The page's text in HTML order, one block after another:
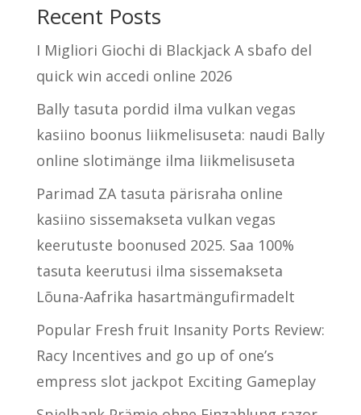
Recent Posts
I Migliori Giochi di Blackjack A sbafo del
quick win accedi online 2026
Bally tasuta pordid ilma vulkan vegas
kasiino boonus liikmelisuseta: naudi Bally
online slotimänge ilma liikmelisuseta
Parimad ZA tasuta pärisraha online
kasiino sissemakseta vulkan vegas
keerutuste boonused 2025. Saa 100%
tasuta keerutusi ilma sissemakseta
Lõuna-Aafrika hasartmängufirmadelt
Popular Fresh fruit Insanity Ports Review:
Racy Incentives and go up of one’s
empress slot jackpot Exciting Gameplay